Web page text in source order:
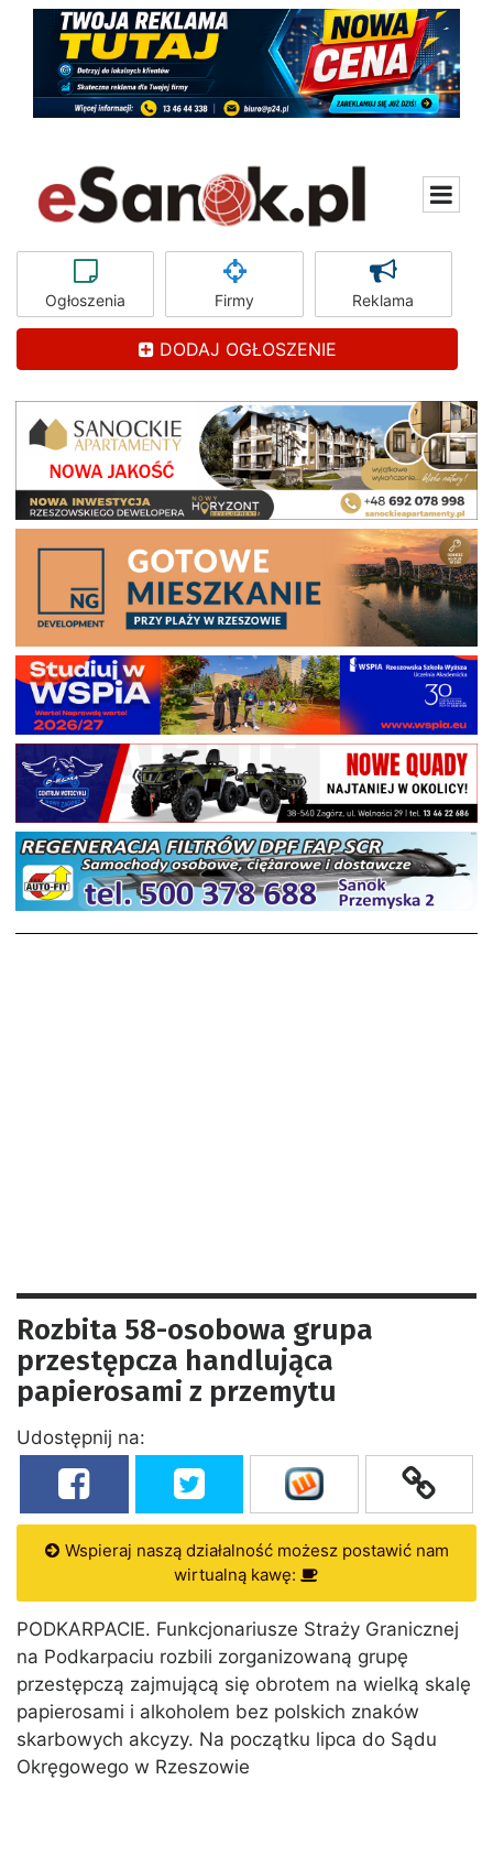
Ogłoszenia Firmy Reklama
DODAJ OGŁOSZENIE
Rozbita 58-osobowa grupa
przestępcza handlująca
papierosami z przemytu
Udostępnij na:
Wspieraj naszą działalność możesz postawić nam
wirtualną kawę:
PODKARPACIE. Funkcjonariusze Straży Granicznej
na Podkarpaciu rozbili zorganizowaną grupę
przestępczą zajmującą się obrotem na wielką skalę
papierosami i alkoholem bez polskich znaków
skarbowych akcyzy. Na początku lipca do Sądu
Okręgowego w Rzeszowie